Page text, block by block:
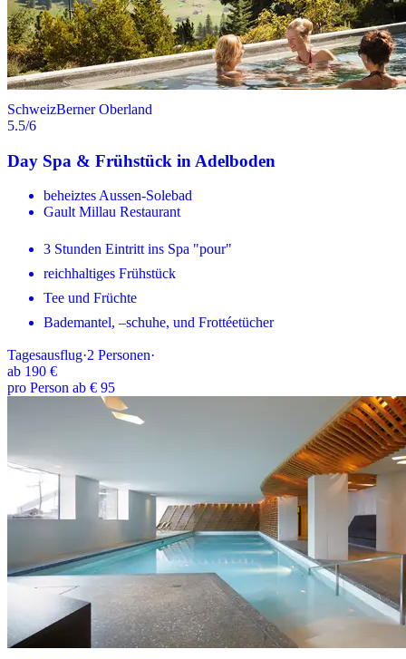
SchweizBerner Oberland
5.5/6
Day Spa & Frühstück in Adelboden
beheiztes Aussen-Solebad
Gault Millau Restaurant
3 Stunden Eintritt ins Spa "pour"
reichhaltiges Frühstück
Tee und Früchte
Bademantel, –schuhe, und Frottéetücher
Tagesausflug·2 Personen·
ab 190 €
pro Person ab € 95